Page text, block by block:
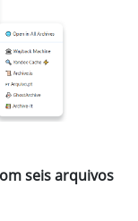
seis arquivos